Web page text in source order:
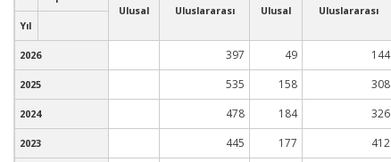
Ulusal
Uluslararası Ulusal Uluslararası
Yıl
2026 397 49 144
2025 535 158 308
2024 478 184 326
2023 445 177 412